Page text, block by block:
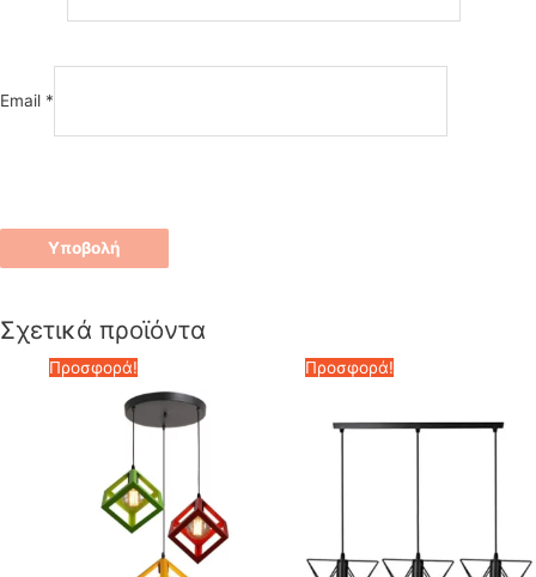
Email *
Σχετικά προϊόντα
Προσφορά! Προσφορά!